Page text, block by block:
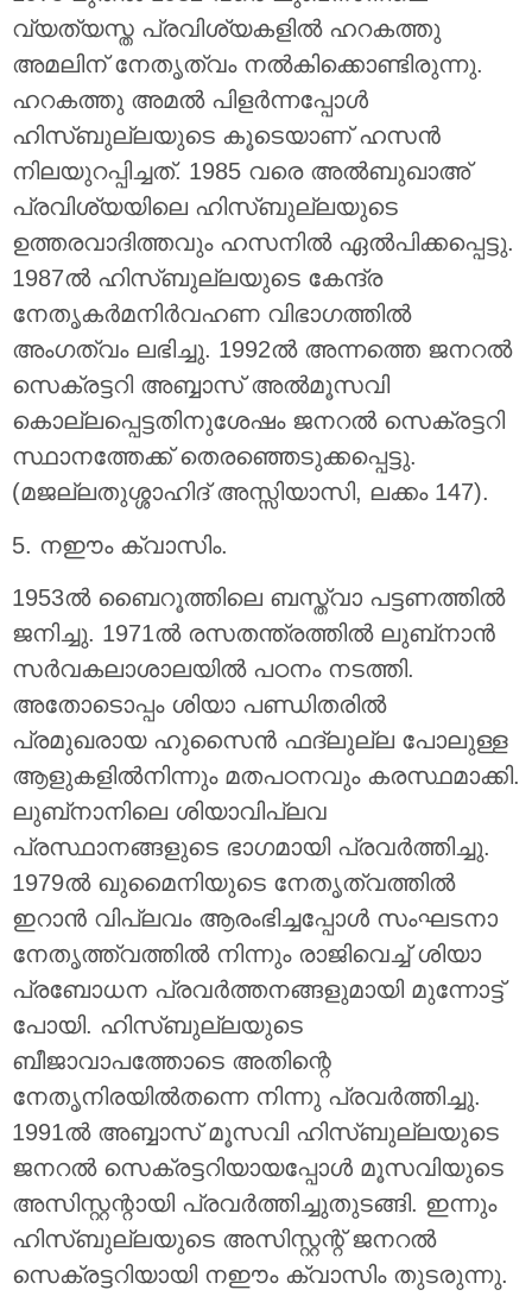
വ്യത്യസ്ത പ്രവിശ്യകളിൽ ഹറകത്തു
അമലിന് നേതൃത്വം നൽകിക്കൊണ്ടിരുന്നു.
ഹറകത്തു അമൽ പിളർന്നപ്പോൾ
ഹിസ്ബുല്ലയുടെ കൂടെയാണ് ഹസൻ
നിലയുറപ്പിച്ചത്. 1985 വരെ അൽബുഖാഅ്
പ്രവിശ്യയിലെ ഹിസ്ബുല്ലയുടെ
ഉത്തരവാദിത്തവും ഹസനിൽ ഏൽപിക്കപ്പെട്ടു.
1987ൽ ഹിസ്ബുല്ലയുടെ കേന്ദ്ര
നേതൃകർമനിർവഹണ വിഭാഗത്തിൽ
അംഗത്വം ലഭിച്ചു. 1992ൽ അന്നത്തെ ജനറൽ
സെക്രട്ടറി അബ്ബാസ് അൽമൂസവി
കൊല്ലപ്പെട്ടതിനുശേഷം ജനറൽ സെക്രട്ടറി
സ്ഥാനത്തേക്ക് തെരഞ്ഞെടുക്കപ്പെട്ടു.
(മജല്ലതുശ്ശാഹിദ് അസ്സിയാസി, ലക്കം 147).
5. നഈം ക്വാസിം.
1953ൽ ബൈറൂത്തിലെ ബസ്ത്വാ പട്ടണത്തിൽ
ജനിച്ചു. 1971ൽ രസതന്ത്രത്തിൽ ലുബ്‌നാൻ
സർവകലാശാലയിൽ പഠനം നടത്തി.
അതോടൊപ്പം ശിയാ പണ്ഡിതരിൽ
പ്രമുഖരായ ഹുസൈൻ ഫദ്‌ലുല്ല പോലുള്ള
ആളുകളിൽനിന്നും മതപഠനവും കരസ്ഥമാക്കി.
ലുബ്‌നാനിലെ ശിയാവിപ്ലവ
പ്രസ്ഥാനങ്ങളുടെ ഭാഗമായി പ്രവർത്തിച്ചു.
1979ൽ ഖുമൈനിയുടെ നേതൃത്വത്തിൽ
ഇറാൻ വിപ്ലവം ആരംഭിച്ചപ്പോൾ സംഘടനാ
നേതൃത്ത്വത്തിൽ നിന്നും രാജിവെച്ച് ശിയാ
പ്രബോധന പ്രവർത്തനങ്ങളുമായി മുന്നോട്ട്
പോയി. ഹിസ്ബുല്ലയുടെ
ബീജാവാപത്തോടെ അതിന്റെ
നേതൃനിരയിൽതന്നെ നിന്നു പ്രവർത്തിച്ചു.
1991ൽ അബ്ബാസ് മൂസവി ഹിസ്ബുല്ലയുടെ
ജനറൽ സെക്രട്ടറിയായപ്പോൾ മൂസവിയുടെ
അസിസ്റ്റന്റായി പ്രവർത്തിച്ചുതുടങ്ങി. ഇന്നും
ഹിസ്ബുല്ലയുടെ അസിസ്റ്റന്റ് ജനറൽ
സെക്രട്ടറിയായി നഈം ക്വാസിം തുടരുന്നു.